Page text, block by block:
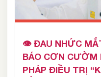
👁️ ĐAU NHỨC
BÁO CƠN CƯỜM
PHÁP ĐIỀU TRỊ